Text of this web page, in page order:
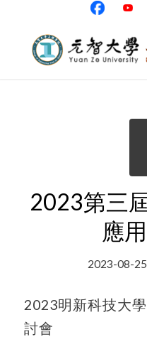
2023第三
應
2023-08-25
2023明新科技大
討會